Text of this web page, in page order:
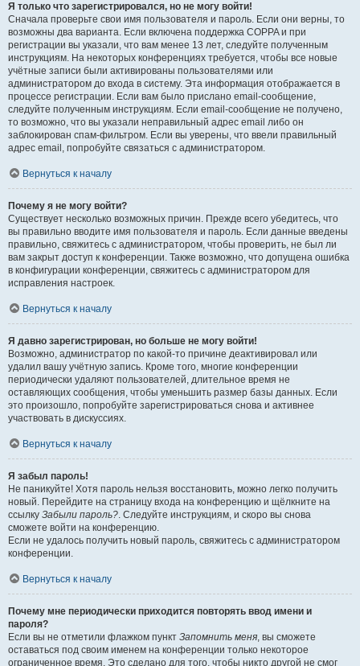
Я только что зарегистрировался, но не могу войти!
Сначала проверьте свои имя пользователя и пароль. Если они верны, то
возможны два варианта. Если включена поддержка COPPA и при
регистрации вы указали, что вам менее 13 лет, следуйте полученным
инструкциям. На некоторых конференциях требуется, чтобы все новые
учётные записи были активированы пользователями или
администратором до входа в систему. Эта информация отображается в
процессе регистрации. Если вам было прислано email-сообщение,
следуйте полученным инструкциям. Если email-сообщение не получено,
то возможно, что вы указали неправильный адрес email либо он
заблокирован спам-фильтром. Если вы уверены, что ввели правильный
адрес email, попробуйте связаться с администратором.
Вернуться к началу
Почему я не могу войти?
Существует несколько возможных причин. Прежде всего убедитесь, что
вы правильно вводите имя пользователя и пароль. Если данные введены
правильно, свяжитесь с администратором, чтобы проверить, не был ли
вам закрыт доступ к конференции. Также возможно, что допущена ошибка
в конфигурации конференции, свяжитесь с администратором для
исправления настроек.
Вернуться к началу
Я давно зарегистрирован, но больше не могу войти!
Возможно, администратор по какой-то причине деактивировал или
удалил вашу учётную запись. Кроме того, многие конференции
периодически удаляют пользователей, длительное время не
оставляющих сообщения, чтобы уменьшить размер базы данных. Если
это произошло, попробуйте зарегистрироваться снова и активнее
участвовать в дискуссиях.
Вернуться к началу
Я забыл пароль!
Не паникуйте! Хотя пароль нельзя восстановить, можно легко получить
новый. Перейдите на страницу входа на конференцию и щёлкните на
ссылку Забыли пароль?. Следуйте инструкциям, и скоро вы снова
сможете войти на конференцию.
Если не удалось получить новый пароль, свяжитесь с администратором
конференции.
Вернуться к началу
Почему мне периодически приходится повторять ввод имени и
пароля?
Если вы не отметили флажком пункт Запомнить меня, вы сможете
оставаться под своим именем на конференции только некоторое
ограниченное время. Это сделано для того, чтобы никто другой не смог